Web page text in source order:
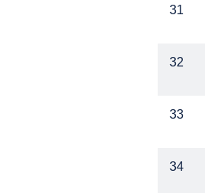
31
32
33
34